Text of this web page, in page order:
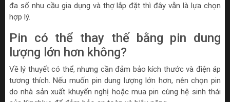
đa số nhu cầu gia dụng và thợ lắp đặt thì đây vẫn là lựa chọn
hợp lý.
Pin có thể thay thế bằng pin dung
lượng lớn hơn không?
Về lý thuyết có thể, nhưng cần đảm bảo kích thước và điện áp
tương thích. Nếu muốn pin dung lượng lớn hơn, nên chọn pin
do nhà sản xuất khuyến nghị hoặc mua pin cùng hệ sinh thái